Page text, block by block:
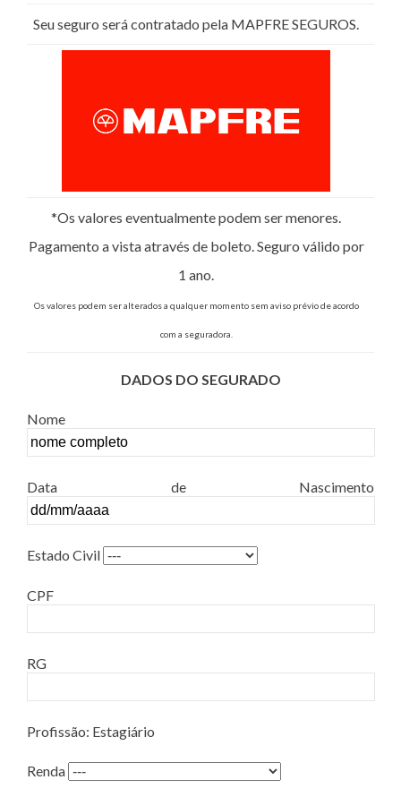
Seu seguro será contratado pela MAPFRE SEGUROS.
*Os valores eventualmente podem ser menores.
Pagamento a vista através de boleto. Seguro válido por
1 ano.
Os valores podem ser alterados a qualquer momento sem aviso prévio de acordo
com a seguradora.
DADOS DO SEGURADO
Nome
Data de Nascimento
Estado Civil
CPF
RG
Profissão: Estagiário
Renda